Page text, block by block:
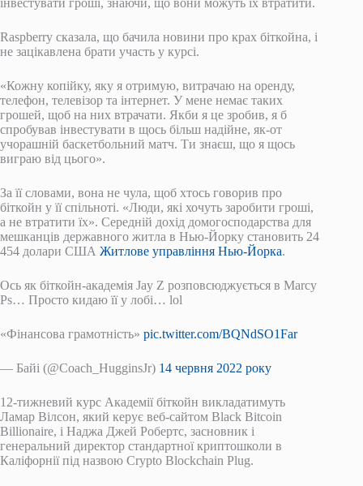
Raspberry сказала, що бачила новини про крах біткойна, і
не зацікавлена ​​брати участь у курсі.
«Кожну копійку, яку я отримую, витрачаю на оренду,
телефон, телевізор та інтернет. У мене немає таких
грошей, щоб на них втрачати. Якби я це зробив, я б
спробував інвестувати в щось більш надійне, як-от
учорашній баскетбольний матч. Ти знаєш, що я щось
виграю від цього».
За її словами, вона не чула, щоб хтось говорив про
біткойн у її спільноті. «Люди, які хочуть заробити гроші,
а не втратити їх». Середній дохід домогосподарства для
мешканців державного житла в Нью-Йорку становить 24
454 долари США Житлове управління Нью-Йорка.
Ось як біткойн-академія Jay Z розповсюджується в Marcy
Ps… Просто кидаю її у лобі… lol
«Фінансова грамотність» pic.twitter.com/BQNdSO1Far
— Байі (@Coach_HugginsJr) 14 червня 2022 року
12-тижневий курс Академії біткойн викладатимуть
Ламар Вілсон, який керує веб-сайтом Black Bitcoin
Billionaire, і Наджа Джей Робертс, засновник і
генеральний директор стандартної криптошколи в
Каліфорнії під назвою Crypto Blockchain Plug.